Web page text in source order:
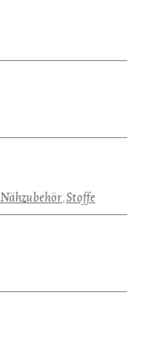
Nähzubehör,Stoffe